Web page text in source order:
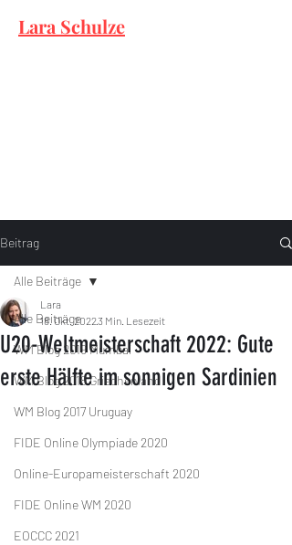
Lara Schulze
Beitrag
Alle Beiträge
WM Blog 2019 Mumbai
WM Blog 2018 Griechenland
WM Blog 2017 Uruguay
FIDE Online Olympiade 2020
Online-Europameisterschaft 2020
FIDE Online WM 2020
EOCCC 2021
Alle Beiträge
U20-Weltmeisterschaft 2022: Gute
erste Hälfte im sonnigen Sardinien
Lara
18. Okt. 20223 Min. Lesezeit